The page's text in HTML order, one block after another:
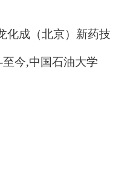
化成（北京）新药技
至今,中国石油大学